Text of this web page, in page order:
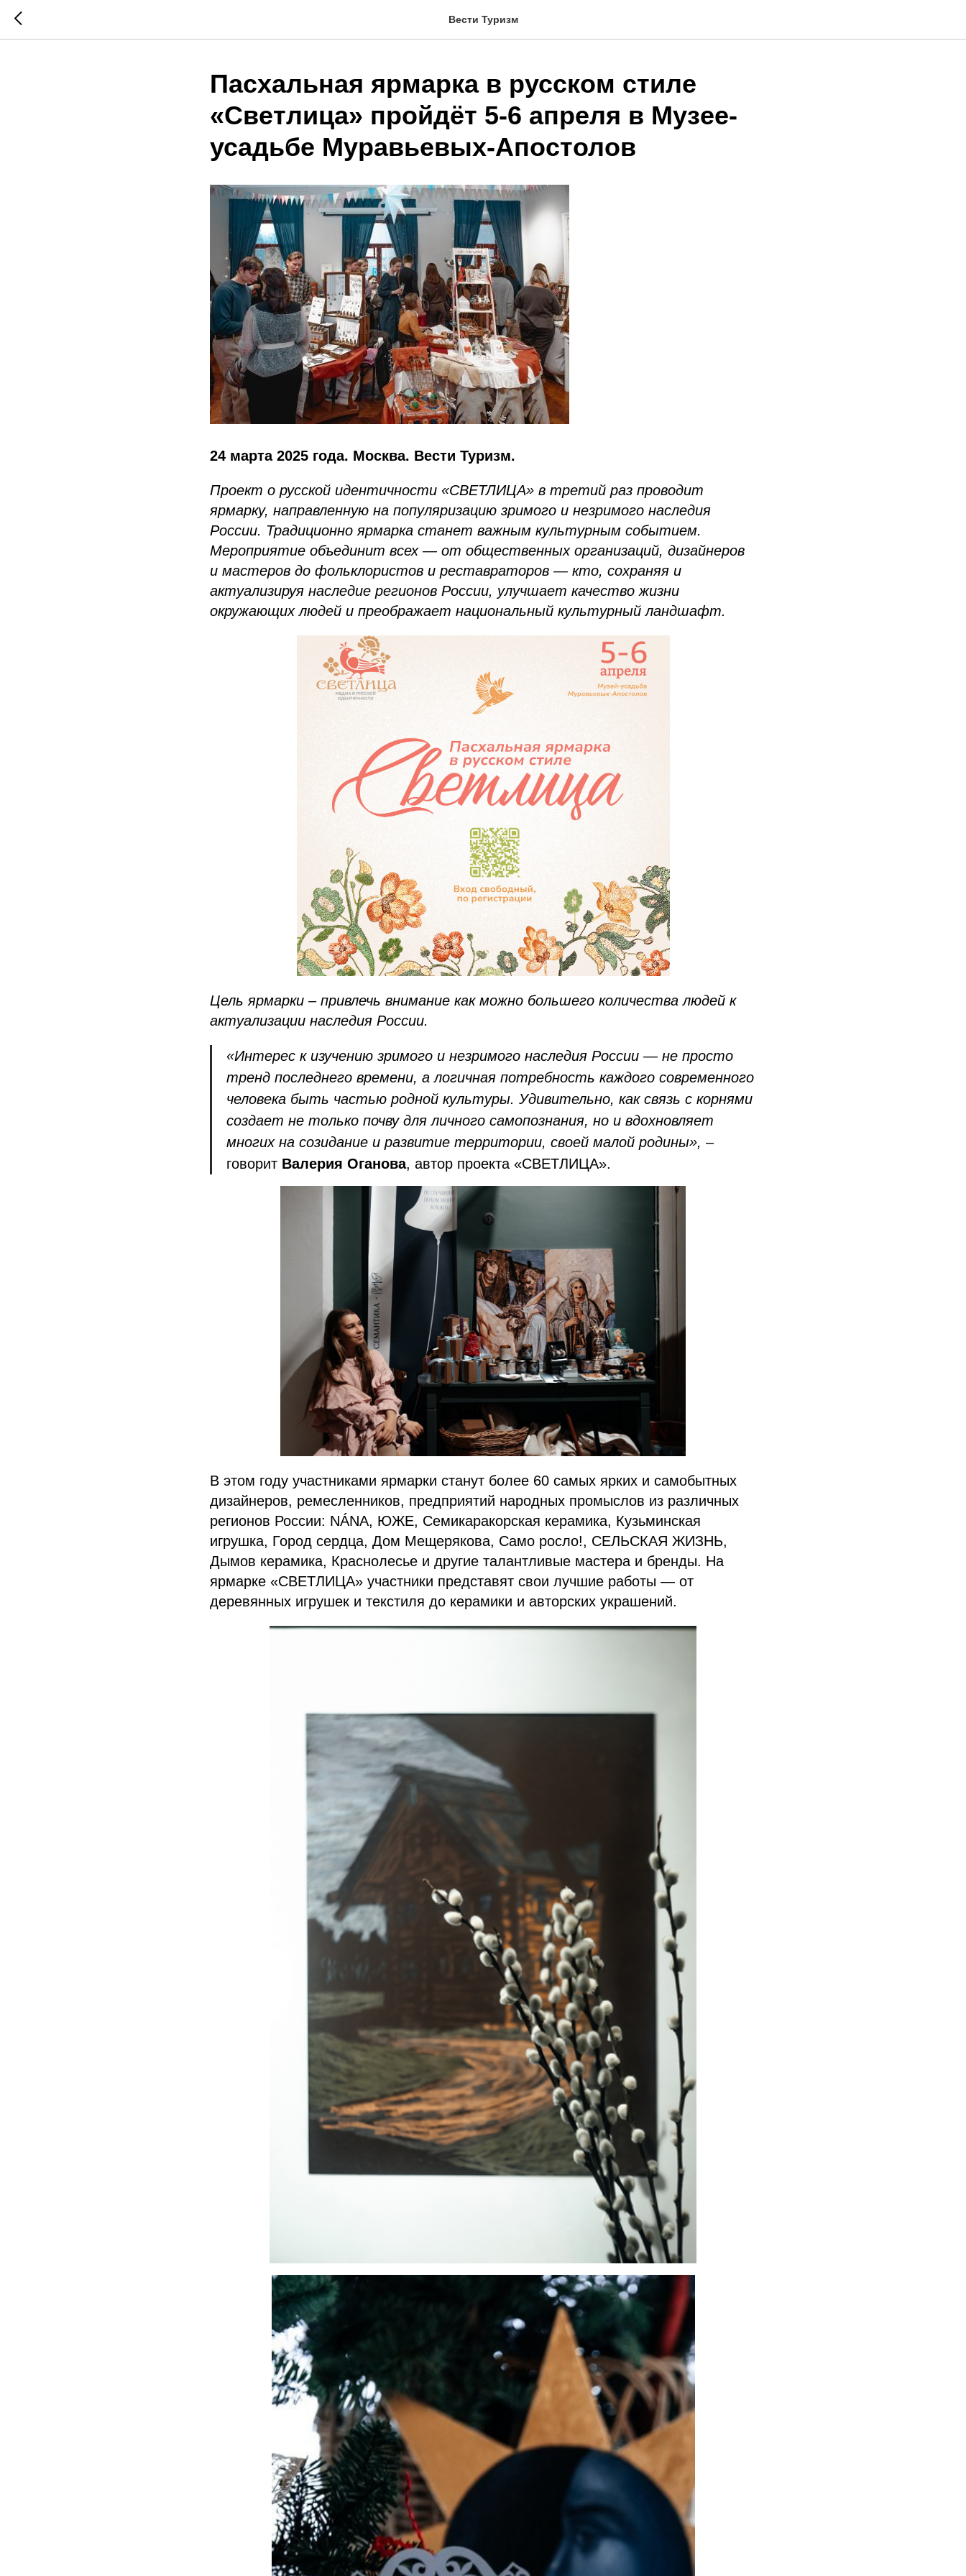
Вести Туризм
Пасхальная ярмарка в русском стиле
«Светлица» пройдёт 5-6 апреля в Музее-
усадьбе Муравьевых-Апостолов
24 марта 2025 года. Москва. Вести Туризм.
Проект о русской идентичности «СВЕТЛИЦА» в третий раз проводит
ярмарку, направленную на популяризацию зримого и незримого наследия
России. Традиционно ярмарка станет важным культурным событием.
Мероприятие объединит всех — от общественных организаций, дизайнеров
и мастеров до фольклористов и реставраторов — кто, сохраняя и
актуализируя наследие регионов России, улучшает качество жизни
окружающих людей и преображает национальный культурный ландшафт.
Цель ярмарки – привлечь внимание как можно большего количества людей к
актуализации наследия России.
«Интерес к изучению зримого и незримого наследия России — не просто
тренд последнего времени, а логичная потребность каждого современного
человека быть частью родной культуры. Удивительно, как связь с корнями
создает не только почву для личного самопознания, но и вдохновляет
многих на созидание и развитие территории, своей малой родины», –
говорит Валерия Оганова, автор проекта «СВЕТЛИЦА».
В этом году участниками ярмарки станут более 60 самых ярких и самобытных
дизайнеров, ремесленников, предприятий народных промыслов из различных
регионов России: NÁNA, ЮЖЕ, Семикаракорская керамика, Кузьминская
игрушка, Город сердца, Дом Мещерякова, Само росло!, СЕЛЬСКАЯ ЖИЗНЬ,
Дымов керамика, Краснолесье и другие талантливые мастера и бренды. На
ярмарке «СВЕТЛИЦА» участники представят свои лучшие работы — от
деревянных игрушек и текстиля до керамики и авторских украшений.